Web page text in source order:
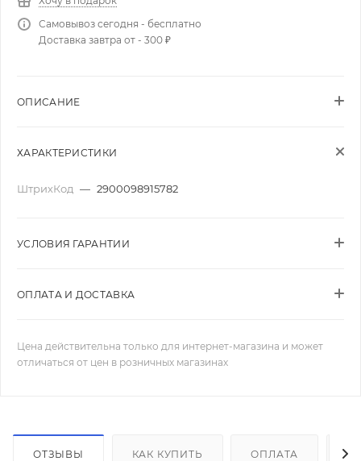
Самовывоз сегодня - бесплатно
Доставка завтра от - 300 ₽
ОПИСАНИЕ
ХАРАКТЕРИСТИКИ
ШтрихКод — 2900098915782
УСЛОВИЯ ГАРАНТИИ
ОПЛАТА И ДОСТАВКА
Цена действительна только для интернет-магазина и может
отличаться от цен в розничных магазинах
ОТЗЫВЫ КАК КУПИТЬ ОПЛАТА